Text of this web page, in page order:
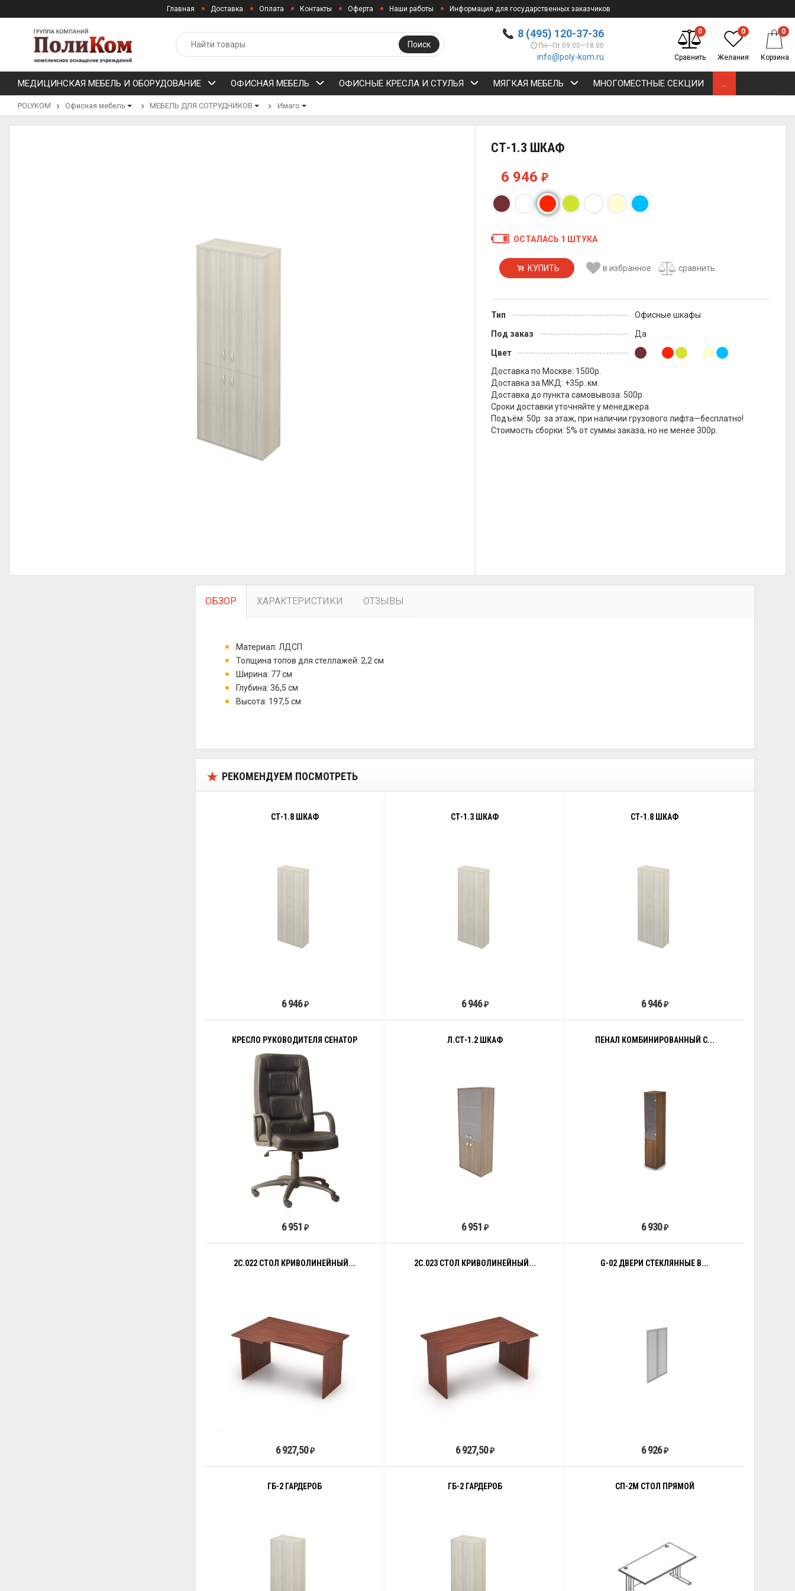
Главная Доставка Оплата Контакты Оферта Наши работы Информация для государственных заказчиков
8 (495) 120-37-36
Пн—Пт 09:00—18:00
info@poly-kom.ru
Поиск
0
Сравнить
0
Желания
0
Корзина
МЕДИЦИНСКАЯ МЕБЕЛЬ И ОБОРУДОВАНИЕ ОФИСНАЯ МЕБЕЛЬ ОФИСНЫЕ КРЕСЛА И СТУЛЬЯ МЯГКАЯ МЕБЕЛЬ МНОГОМЕСТНЫЕ СЕКЦИИ ...
POLYKOM Офисная мебель МЕБЕЛЬ ДЛЯ СОТРУДНИКОВ Имаго
СТ-1.3 ШКАФ
6 946₽
ОСТАЛАСЬ 1 ШТУКА
КУПИТЬ в избранное сравнить
Тип
Офисные шкафы
Под заказ
Да
Цвет
Доставка по Москве: 1500р.
Доставка за МКД: +35р. км.
Доставка до пункта самовывоза: 500р.
Сроки доставки уточняйте у менеджера
Подъём: 50р. за этаж, при наличии грузового лифта—бесплатно!
Стоимость сборки: 5% от суммы заказа, но не менее 300р.
ОБЗОР ХАРАКТЕРИСТИКИ ОТЗЫВЫ
Материал: ЛДСП
Толщина топов для стеллажей: 2,2 см
Ширина: 77 см
Глубина: 36,5 см
Высота: 197,5 см
РЕКОМЕНДУЕМ ПОСМОТРЕТЬ
СТ-1.8 ШКАФ
6 946 ₽
СТ-1.3 ШКАФ
6 946₽
СТ-1.8 ШКАФ
6 946₽
КРЕСЛО РУКОВОДИТЕЛЯ СЕНАТОР
6 951 ₽
Л.СТ-1.2 ШКАФ
6 951₽
ПЕНАЛ КОМБИНИРОВАННЫЙ С...
6 930₽
2С.022 СТОЛ КРИВОЛИНЕЙНЫЙ...
6 927,50 ₽
2С.023 СТОЛ КРИВОЛИНЕЙНЫЙ...
6 927,50₽
G-02 ДВЕРИ СТЕКЛЯННЫЕ В...
6 926₽
ГБ-2 ГАРДЕРОБ ГБ-2 ГАРДЕРОБ СП-2М СТОЛ ПРЯМОЙ